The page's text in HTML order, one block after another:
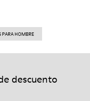
PARA HOMBRE
descuento